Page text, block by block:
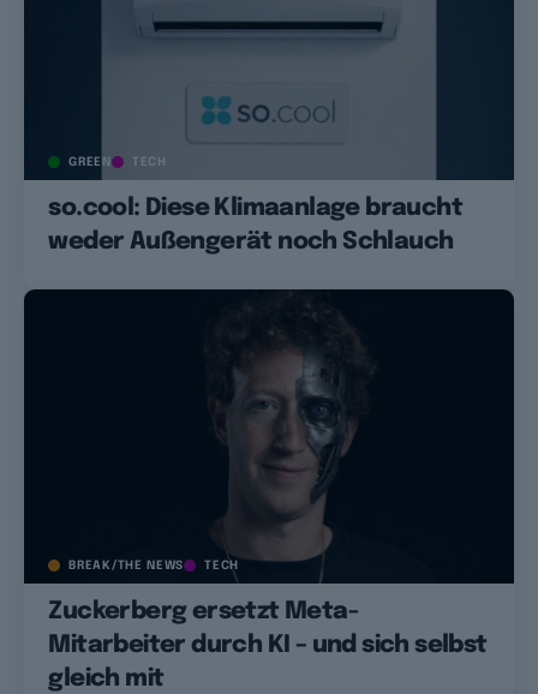
GREEN TECH
so.cool: Diese Klimaanlage braucht
weder Außengerät noch Schlauch
BREAK/THE NEWS TECH
Zuckerberg ersetzt Meta-
Mitarbeiter durch KI – und sich selbst
gleich mit